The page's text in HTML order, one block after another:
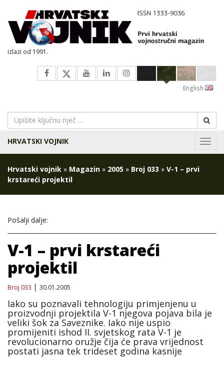
izlazi od 1991.
English
HRVATSKI VOJNIK
Hrvatski vojnik » Magazin » 2005 » Broj 033 » V-1 – prvi
krstareći projektil
Pošalji dalje:
V-1 – prvi krstareći
projektil
Broj 033 30.01.2005
Iako su poznavali tehnologiju primjenjenu u
proizvodnji projektila V-1 njegova pojava bila je
veliki šok za Saveznike. Iako nije uspio
promijeniti ishod II. svjetskog rata V-1 je
revolucionarno oružje čija će prava vrijednost
postati jasna tek trideset godina kasnije